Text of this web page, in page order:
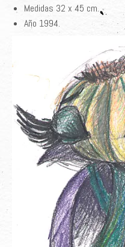
Medidas 32 x 45 cm.
Año 1994.